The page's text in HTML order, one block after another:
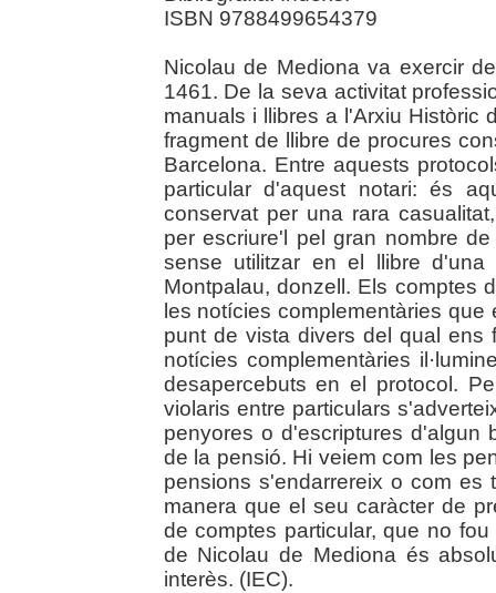
ISBN 9788499654379
Nicolau de Mediona va exercir
1461. De la seva activitat
manuals i llibres a l'Arxiu Històric
fragment de llibre de procures
Barcelona. Entre aquests
particular d'aquest notari: és
conservat per una rara
per escriure'l pel gran nombre
sense utilitzar en el llibre
Montpalau, donzell. Els comptes
les notícies complementàries
punt de vista divers del qual ens
notícies complementàries
desapercebuts en el protocol.
violaris entre particulars
penyores o d'escriptures d'algun
de la pensió. Hi veiem com les
pensions s'endarrereix o com
manera que el seu caràcter de
de comptes particular, que no
de Nicolau de Mediona és
interès. (IEC).